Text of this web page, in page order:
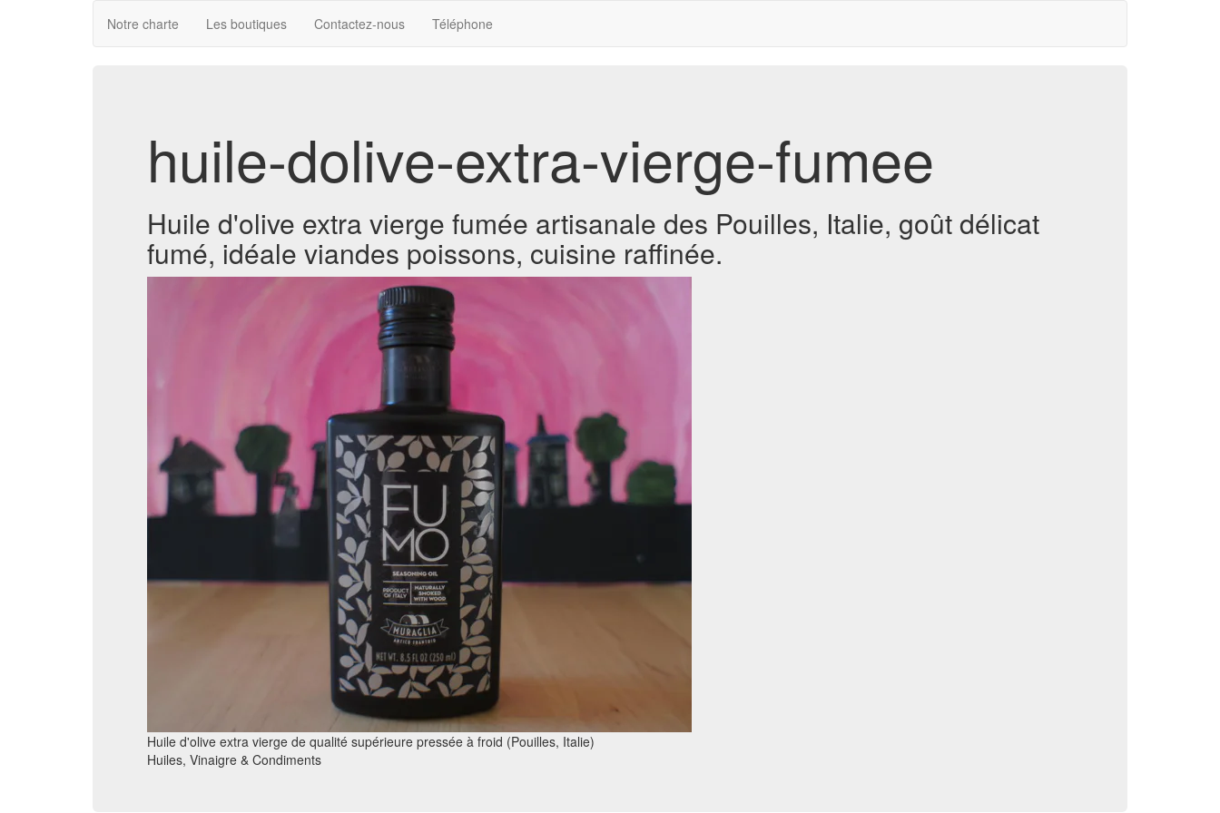
Notre charte Les boutiques Contactez-nous Téléphone
huile-dolive-extra-vierge-fumee
Huile d'olive extra vierge fumée artisanale des Pouilles, Italie, goût délicat
fumé, idéale viandes poissons, cuisine raffinée.
Huile d'olive extra vierge de qualité supérieure pressée à froid (Pouilles, Italie)
Huiles, Vinaigre & Condiments